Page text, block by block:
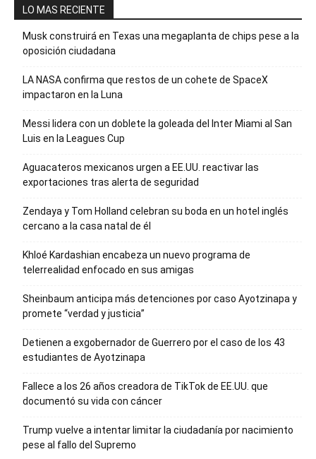
LO MAS RECIENTE
Musk construirá en Texas una megaplanta de chips pese a la
oposición ciudadana
LA NASA confirma que restos de un cohete de SpaceX
impactaron en la Luna
Messi lidera con un doblete la goleada del Inter Miami al San
Luis en la Leagues Cup
Aguacateros mexicanos urgen a EE.UU. reactivar las
exportaciones tras alerta de seguridad
Zendaya y Tom Holland celebran su boda en un hotel inglés
cercano a la casa natal de él
Khloé Kardashian encabeza un nuevo programa de
telerrealidad enfocado en sus amigas
Sheinbaum anticipa más detenciones por caso Ayotzinapa y
promete “verdad y justicia”
Detienen a exgobernador de Guerrero por el caso de los 43
estudiantes de Ayotzinapa
Fallece a los 26 años creadora de TikTok de EE.UU. que
documentó su vida con cáncer
Trump vuelve a intentar limitar la ciudadanía por nacimiento
pese al fallo del Supremo